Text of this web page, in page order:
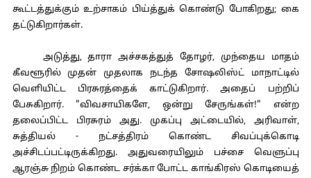
கூட்டத்துக்கும் உற்சாகம் பிய்த்துக் கொண்டு போகிறது; கை
தட்டுகிறார்கள்.
அடுத்து, தாரா அச்சகத்துத் தோழர், முந்தைய மாதம்
கீவளூரில் முதன் முதலாக நடந்த சோஷலிஸ்ட் மாநாட்டில்
வெளியிட்ட பிரசுரத்தைக் காட்டுகிறார். அதைப் பற்றிப்
பேசுகிறார். "விவசாயிகளே, ஒன்று சேருங்கள்!" என்ற
தலைப்பிட்ட பிரசுரம் அது. முகப்பு அட்டையில், அரிவாள்,
சுத்தியல் - நட்சத்திரம் கொண்ட சிவப்புக்கொடி
அச்சிடப்பட்டிருக்கிறது. அதுவரையிலும் பச்சை வெளுப்பு
ஆரஞ்சு நிறம் கொண்ட சர்க்கா போட்ட காங்கிரஸ் கொடியைத்